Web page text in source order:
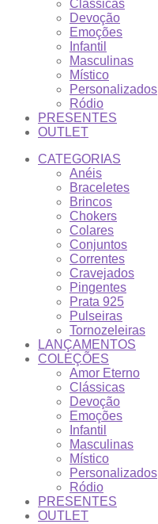
Clássicas
Devoção
Emoções
Infantil
Masculinas
Místico
Personalizados
Ródio
PRESENTES
OUTLET
CATEGORIAS
Anéis
Braceletes
Brincos
Chokers
Colares
Conjuntos
Correntes
Cravejados
Pingentes
Prata 925
Pulseiras
Tornozeleiras
LANÇAMENTOS
COLEÇÕES
Amor Eterno
Clássicas
Devoção
Emoções
Infantil
Masculinas
Místico
Personalizados
Ródio
PRESENTES
OUTLET